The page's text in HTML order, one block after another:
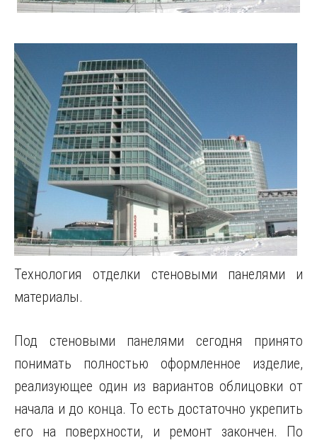
Технология отделки стеновыми панелями и
материалы.
Под стеновыми панелями сегодня принято
понимать полностью оформленное изделие,
реализующее один из вариантов облицовки от
начала и до конца. То есть достаточно укрепить
его на поверхности, и ремонт закончен. По